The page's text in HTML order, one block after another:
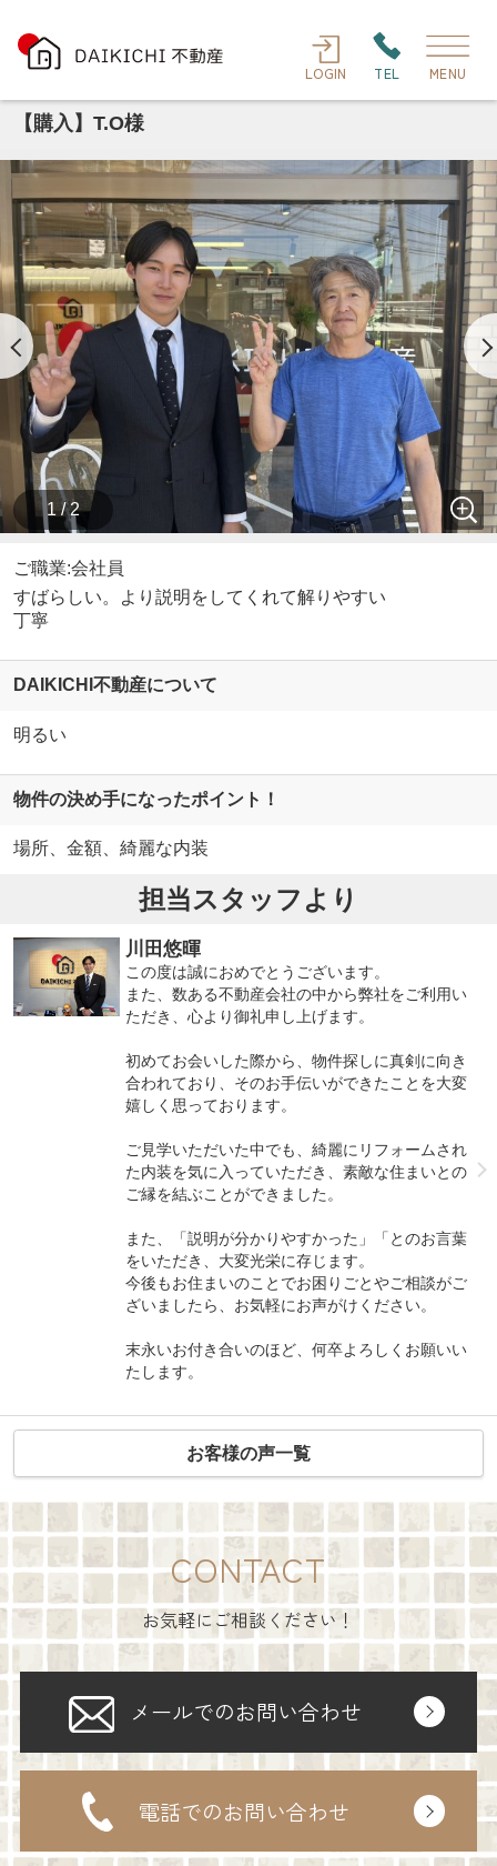
LOGIN TEL MENU
【購入】T.O様
1 / 2
ご職業:会社員
すばらしい。より説明をしてくれて解りやすい
丁寧
DAIKICHI不動産について
明るい
物件の決め手になったポイント！
場所、金額、綺麗な内装
担当スタッフより
川田悠暉
この度は誠におめでとうございます。
また、数ある不動産会社の中から弊社をご利用い
ただき、心より御礼申し上げます。
初めてお会いした際から、物件探しに真剣に向き
合われており、そのお手伝いができたことを大変
嬉しく思っております。
ご見学いただいた中でも、綺麗にリフォームされ
た内装を気に入っていただき、素敵な住まいとの
ご縁を結ぶことができました。
また、「説明が分かりやすかった」「とのお言葉
をいただき、大変光栄に存じます。
今後もお住まいのことでお困りごとやご相談がご
ざいましたら、お気軽にお声がけください。
末永いお付き合いのほど、何卒よろしくお願いい
たします。
お客様の声一覧
CONTACT
お気軽にご相談ください！
メールでのお問い合わせ
電話でのお問い合わせ